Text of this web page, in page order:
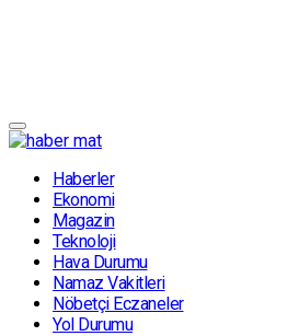
Haberler
Ekonomi
Magazin
Teknoloji
Hava Durumu
Namaz Vakitleri
Nöbetçi Eczaneler
Yol Durumu